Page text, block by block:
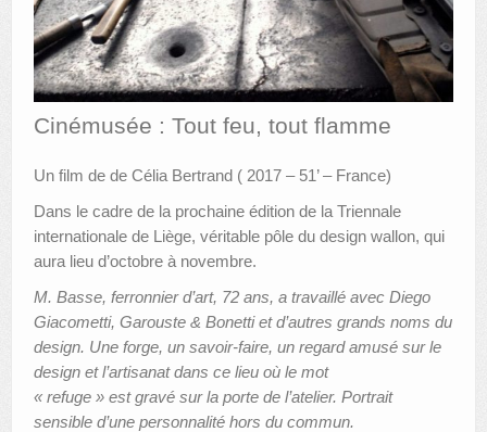
AUTRES LIEUX
ANIMATIONS DES MUSÉES
PUBLICATIONS
LE PORTAIL DES COLLECTIONS
Cinémusée : Tout feu, tout flamme
Un film de de Célia Bertrand ( 2017 – 51’ – France)
Dans le cadre de la prochaine édition de la Triennale
internationale de Liège, véritable pôle du design wallon, qui
aura lieu d’octobre à novembre.
M. Basse, ferronnier d’art, 72 ans, a travaillé avec Diego
Giacometti, Garouste & Bonetti et d’autres grands noms du
design. Une forge, un savoir-faire, un regard amusé sur le
design et l’artisanat dans ce lieu où le mot
« refuge » est gravé sur la porte de l’atelier. Portrait
sensible d’une personnalité hors du commun.